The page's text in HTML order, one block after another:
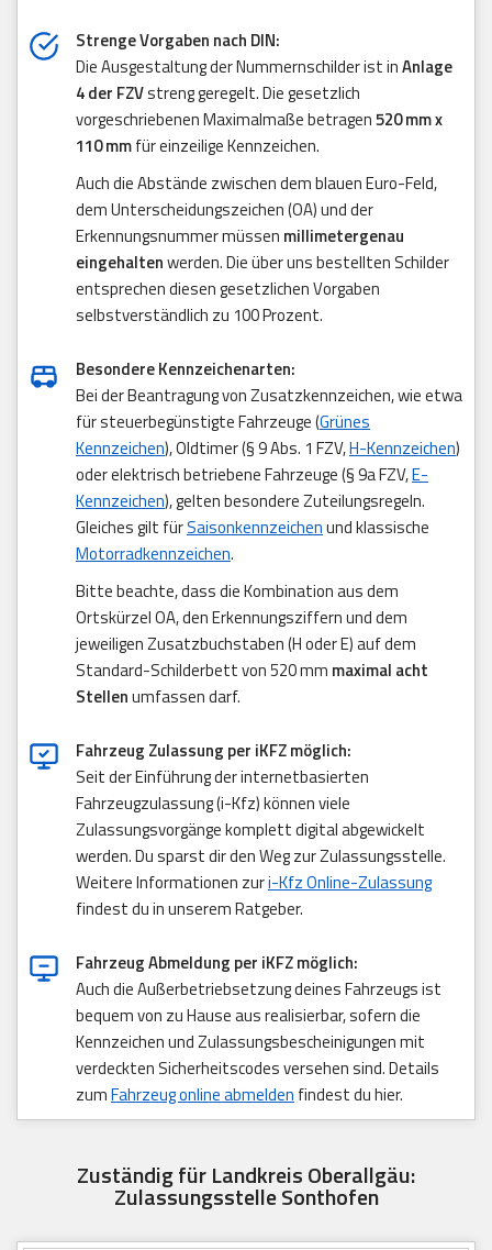
Strenge Vorgaben nach DIN:
Die Ausgestaltung der Nummernschilder ist inAnlage
4 der FZVstreng geregelt. Die gesetzlich
vorgeschriebenen Maximalmaße betragen520 mm x
110 mmfür einzeilige Kennzeichen.
Auch die Abstände zwischen dem blauen Euro-Feld,
dem Unterscheidungszeichen (OA) und der
Erkennungsnummer müssen millimetergenau
eingehaltenwerden. Die über uns bestellten Schilder
entsprechen diesen gesetzlichen Vorgaben
selbstverständlich zu 100 Prozent.
Besondere Kennzeichenarten:
Bei der Beantragung von Zusatzkennzeichen, wie etwa
für steuerbegünstigte Fahrzeuge (Grünes
Kennzeichen), Oldtimer (§ 9 Abs. 1 FZV,H-Kennzeichen)
oder elektrisch betriebene Fahrzeuge (§ 9a FZV,E-
Kennzeichen), gelten besondere Zuteilungsregeln.
Gleiches gilt fürSaisonkennzeichenund klassische
Motorradkennzeichen.
Bitte beachte, dass die Kombination aus dem
Ortskürzel OA, den Erkennungsziffern und dem
jeweiligen Zusatzbuchstaben (H oder E) auf dem
Standard-Schilderbett von 520 mm maximal acht
Stellenumfassen darf.
Fahrzeug Zulassung per iKFZ möglich:
Seit der Einführung der internetbasierten
Fahrzeugzulassung (i-Kfz) können viele
Zulassungsvorgänge komplett digital abgewickelt
werden. Du sparst dir den Weg zur Zulassungsstelle.
Weitere Informationen zuri-Kfz Online-Zulassung
findest du in unserem Ratgeber.
Fahrzeug Abmeldung per iKFZ möglich:
Auch die Außerbetriebsetzung deines Fahrzeugs ist
bequem von zu Hause aus realisierbar, sofern die
Kennzeichen und Zulassungsbescheinigungen mit
verdeckten Sicherheitscodes versehen sind. Details
zumFahrzeug online abmelden findest du hier.
Zuständig für Landkreis Oberallgäu:
Zulassungsstelle Sonthofen